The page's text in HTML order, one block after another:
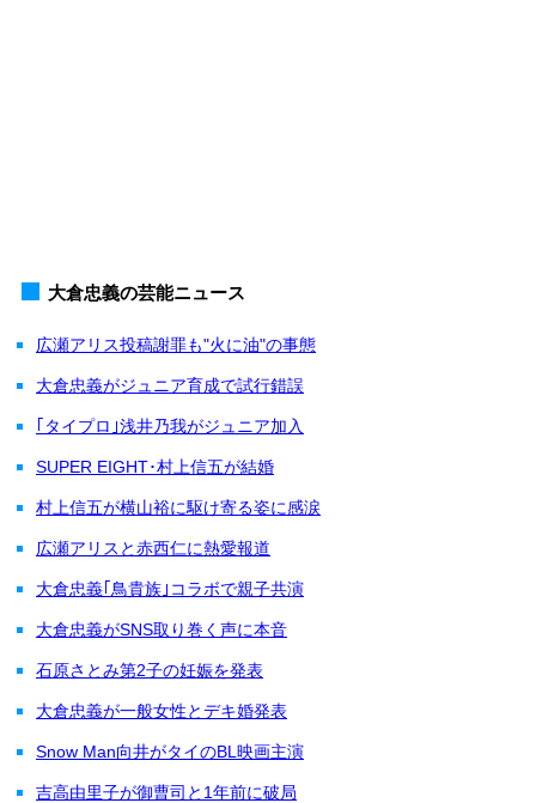
大倉忠義の芸能ニュース
広瀬アリス投稿謝罪も"火に油"の事態
大倉忠義がジュニア育成で試行錯誤
｢タイプロ｣浅井乃我がジュニア加入
SUPER EIGHT･村上信五が結婚
村上信五が横山裕に駆け寄る姿に感涙
広瀬アリスと赤西仁に熱愛報道
大倉忠義｢鳥貴族｣コラボで親子共演
大倉忠義がSNS取り巻く声に本音
石原さとみ第2子の妊娠を発表
大倉忠義が一般女性とデキ婚発表
Snow Man向井がタイのBL映画主演
吉高由里子が御曹司と1年前に破局